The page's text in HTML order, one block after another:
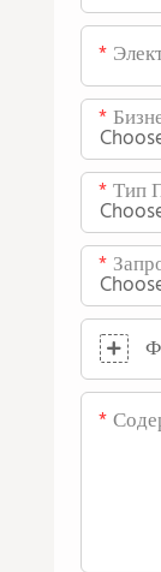
Тип